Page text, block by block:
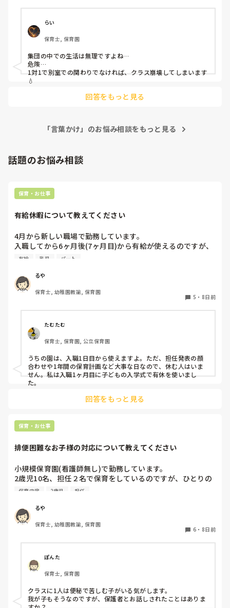
ちょっとでも気に入らないことがあると、言葉より先に手が
出ます。本当によく切れるので、お友だちも気付かないうち
にその子を怒らせてしまい、後ろから羽交い締めなんてこと
もあるあるです…。
目つきも、5歳児とは思えないような鋭さです。
・話を聞く
・寄り添う
寄り添い系では改善されず、5月からは寄り添い+で本当に危
らい
保育士, 保育園
集団の中での生活は無理ですよね…
危険…
1対1で別室での関わりでなければ、クラス崩壊してしまいます
💧
回答をもっと見る
「言葉かけ」のお悩み相談をもっと見る
話題のお悩み相談
保育・お仕事
有給休暇について教えてください
4月から新しい職場で勤務しています。
入職してから6ヶ月後(7ヶ月目)から有給が使えるのですが、
今4ヶ月。
今までは4ヶ月目から使えていたような？
皆さんのところは新しい職員はいつから有給が使用出来ます
か？
有給 乳児 パート
るや
保育士, 幼稚園教諭, 保育園
5 ・ 8日前
たむたむ
保育士, 保育園, 公立保育園
うちの園は、入職1日目から使えますよ。ただ、担任発表の顔
合わせや1年間の保育計画など大事な日なので、休む人はいま
せん。私は入職1ヶ月目に子どもの入学式で有休を使いまし
た。
回答をもっと見る
保育・お仕事
排便困難なお子様の対応について教えてください
小規模保育園(看護師無し)で勤務しています。
2歳児10名、担任２名で保育をしているのですが、ひとりの
お子様が排便困難で2日に1回ほど、20〜30分の間「うん
す。
なかなか出ず苦しそうです。
室内にいる時であれば良いのですが、散歩中にも突然起こり
その都度保育士が１名そこにつく形になるため、昨日は散歩
を途中で切り上げ園へ戻りました。
このようなお子様のいらっしゃる園の経験者の方はいらっし
ゃいますか？
今まで看護師のいる園にいたこともあり、散歩先の時は迎え
に来てもらうなどしていました。
色々なご経験のお話しを聞けたら嬉しいです。
保育内容 2歳児 担任
るや
保育士, 幼稚園教諭, 保育園
6 ・ 8日前
ぽんた
保育士, 保育園
クラスに1人は便秘で苦しむ子がいる気がします。
我が子もそうなのですが、保護者とお話しされたことはありま